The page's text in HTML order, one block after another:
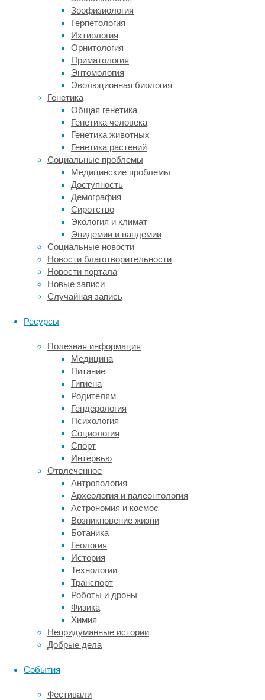
Зоофизиология
Герпетология
Ихтиология
Орнитология
Приматология
Энтомология
Эволюционная биология
Генетика
Общая генетика
Генетика человека
Генетика животных
Генетика растений
Социальные проблемы
Медицинские проблемы
Доступность
Демография
Сиротство
Экология и климат
Эпидемии и пандемии
Социальные новости
Новости благотворительности
Новости портала
Новые записи
Случайная запись
Ресурсы
Полезная информация
Медицина
Питание
Гигиена
Родителям
Гендерология
Психология
Социология
Спорт
Интервью
Отвлеченное
Антропология
Археология и палеонтология
Астрономия и космос
Возникновение жизни
Ботаника
Геология
История
Технологии
Транспорт
Роботы и дроны
Физика
Химия
Непридуманные истории
Добрые дела
События
Фестивали
приводит
тому,
гемоглобин
начинает
слипаться
агрегаты
внутри
эритроцитов.
этого
эритроциты
чаще
разрушаются
формируют
тромбы,
что
нарушению
кровоснабжения,
ослаблению
иммунитета.
Несмотря
патогенез
серповидно-
клеточной
анемии
хорошо
изучен,
сегодня
способов
лечения
существует.
Единственным
относительно
эффективным
терапии
пока